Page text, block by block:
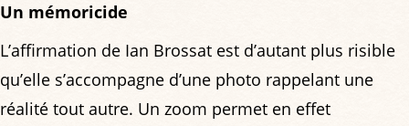
Un mémoricide
L’affirmation de Ian Brossat est d’autant plus risible
qu’elle s’accompagne d’une photo rappelant une
réalité tout autre. Un zoom permet en effet